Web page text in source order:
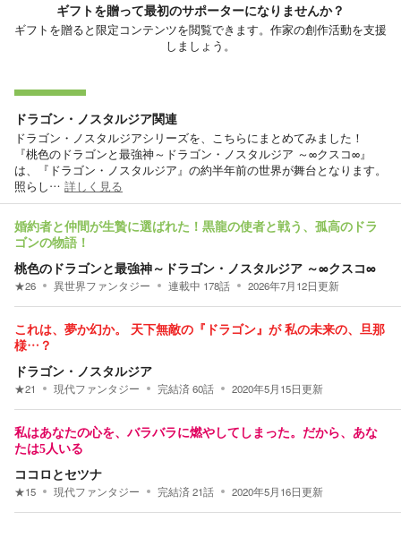
ギフトを贈って最初のサポーターになりませんか？
ギフトを贈ると限定コンテンツを閲覧できます。作家の創作活動を支援
しましょう。
ドラゴン・ノスタルジア関連
ドラゴン・ノスタルジアシリーズを、こちらにまとめてみました！
『桃色のドラゴンと最強神～ドラゴン・ノスタルジア ～∞クスコ∞』
は、『ドラゴン・ノスタルジア』の約半年前の世界が舞台となります。
照らし… 詳しく見る
婚約者と仲間が生贄に選ばれた！黒龍の使者と戦う、孤高のドラ
ゴンの物語！
桃色のドラゴンと最強神～ドラゴン・ノスタルジア ～∞クスコ∞
★26 異世界ファンタジー 連載中 178話 2026年7月12日更新
これは、夢か幻か。 天下無敵の『ドラゴン』が 私の未来の、旦那
様…？
ドラゴン・ノスタルジア
★21 現代ファンタジー 完結済60話 2020年5月15日更新
私はあなたの心を、バラバラに燃やしてしまった。だから、あな
たは5人いる
ココロとセツナ
★15 現代ファンタジー 完結済21話 2020年5月16日更新